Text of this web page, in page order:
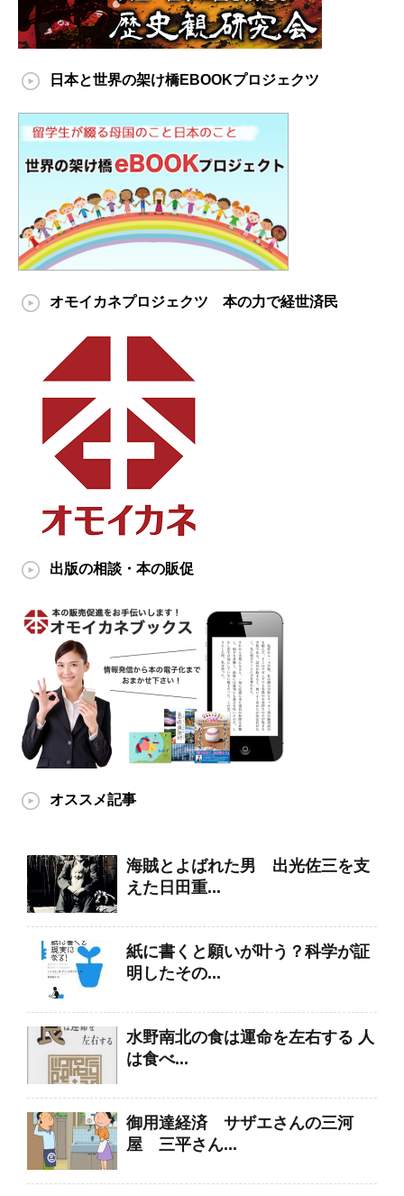
日本と世界の架け橋EBOOKプロジェクツ
オモイカネプロジェクツ 本の力で経世済民
出版の相談・本の販促
オススメ記事
海賊とよばれた男 出光佐三を支
えた日田重...
紙に書くと願いが叶う？科学が証
明したその...
水野南北の食は運命を左右する 人
は食べ...
御用達経済 サザエさんの三河
屋 三平さん...